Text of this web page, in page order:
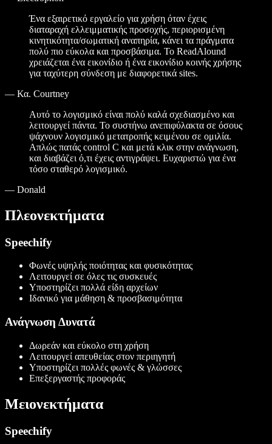
Ένα εξαιρετικό εργαλείο για χρήση όταν έχεις
διαταραχή ελλειμματικής προσοχής, περιορισμένη
κινητικότητα/σωματική αναπηρία, κάνει τα πράγματα
πολύ πιο εύκολα και προσβάσιμα. Το ReadAlound
χρειάζεται ένα εικονίδιο ή ένα εικονίδιο κοινής χρήσης
για ταχύτερη σύνδεση με διαφορετικά sites.
— Κα. Courtney
Αυτό το λογισμικό είναι πολύ καλά σχεδιασμένο και
λειτουργεί πάντα. Το συστήνω ανεπιφύλακτα σε όσους
ψάχνουν λογισμικό μετατροπής κειμένου σε ομιλία.
Απλώς πατάς control C και μετά κλικ στην ανάγνωση,
και διαβάζει ό,τι έχεις αντιγράψει. Ευχαριστώ για ένα
τόσο σταθερό λογισμικό.
— Donald
Πλεονεκτήματα
Speechify
Φωνές υψηλής ποιότητας και φυσικότητας
Λειτουργεί σε όλες τις συσκευές
Υποστηρίζει πολλά είδη αρχείων
Ιδανικό για μάθηση & προσβασιμότητα
Ανάγνωση Δυνατά
Δωρεάν και εύκολο στη χρήση
Λειτουργεί απευθείας στον περιηγητή
Υποστηρίζει πολλές φωνές & γλώσσες
Επεξεργαστής προφοράς
Μειονεκτήματα
Speechify